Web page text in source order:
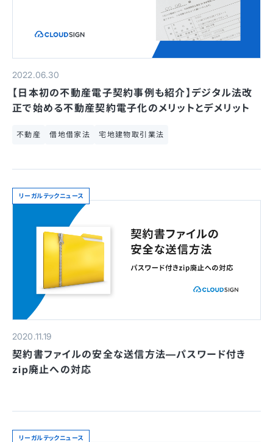
2022.06.30
【日本初の不動産電子契約事例も紹介】デジタル法改
正で始める不動産契約電子化のメリットとデメリット
不動産 借地借家法 宅地建物取引業法
リーガルテックニュース
2020.11.19
契約書ファイルの安全な送信方法—パスワード付き
zip廃止への対応
リーガルテックニュース